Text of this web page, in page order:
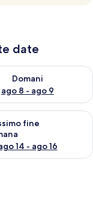
date
7 - ago 8
Domani
ago 8 - ago 9
disponibilità per
ago 7 - ago
fine
14 - ago 16
disponibilità per il